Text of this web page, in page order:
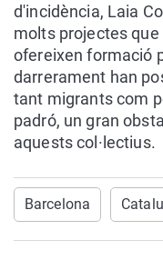
d'incidència, Laia
molts projectes que
ofereixen formació
darrerament han
tant migrants com
padró, un gran
aquests col·lectius.
Barcelona